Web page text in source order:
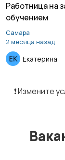
Работница на
обучением
Самара
2 месяца назад
Екатерина
❗️ Измените